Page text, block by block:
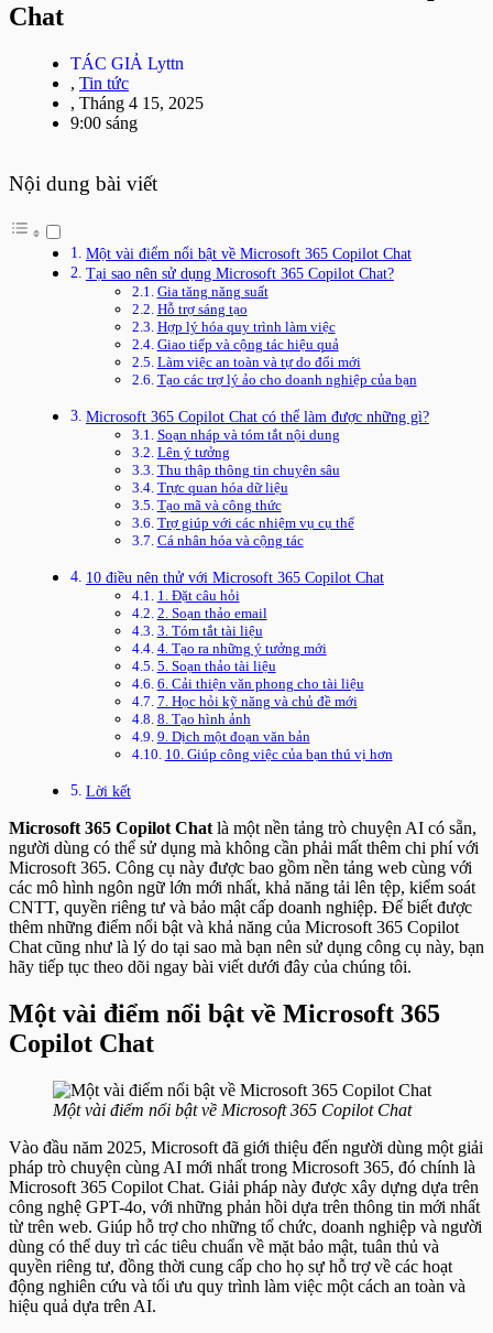
Chat
TÁC GIẢ Lyttn
, Tin tức
, Tháng 4 15, 2025
9:00 sáng
Nội dung bài viết
Một vài điểm nổi bật về Microsoft 365 Copilot Chat
Tại sao nên sử dụng Microsoft 365 Copilot Chat?
Gia tăng năng suất
Hỗ trợ sáng tạo
Hợp lý hóa quy trình làm việc
Giao tiếp và cộng tác hiệu quả
Làm việc an toàn và tự do đổi mới
Tạo các trợ lý ảo cho doanh nghiệp của bạn
Microsoft 365 Copilot Chat có thể làm được những gì?
Soạn nháp và tóm tắt nội dung
Lên ý tưởng
Thu thập thông tin chuyên sâu
Trực quan hóa dữ liệu
Tạo mã và công thức
Trợ giúp với các nhiệm vụ cụ thể
Cá nhân hóa và cộng tác
10 điều nên thử với Microsoft 365 Copilot Chat
1. Đặt câu hỏi
2. Soạn thảo email
3. Tóm tắt tài liệu
4. Tạo ra những ý tưởng mới
5. Soạn thảo tài liệu
6. Cải thiện văn phong cho tài liệu
7. Học hỏi kỹ năng và chủ đề mới
8. Tạo hình ảnh
9. Dịch một đoạn văn bản
10. Giúp công việc của bạn thú vị hơn
Lời kết
Microsoft 365 Copilot Chat là một nền tảng trò chuyện AI có sẵn,
người dùng có thể sử dụng mà không cần phải mất thêm chi phí với
Microsoft 365. Công cụ này được bao gồm nền tảng web cùng với
các mô hình ngôn ngữ lớn mới nhất, khả năng tải lên tệp, kiểm soát
CNTT, quyền riêng tư và bảo mật cấp doanh nghiệp. Để biết được
thêm những điểm nổi bật và khả năng của Microsoft 365 Copilot
Chat cũng như là lý do tại sao mà bạn nên sử dụng công cụ này, bạn
hãy tiếp tục theo dõi ngay bài viết dưới đây của chúng tôi.
Một vài điểm nổi bật về Microsoft 365
Copilot Chat
Một vài điểm nổi bật về Microsoft 365 Copilot Chat
Vào đầu năm 2025, Microsoft đã giới thiệu đến người dùng một giải
pháp trò chuyện cùng AI mới nhất trong Microsoft 365, đó chính là
Microsoft 365 Copilot Chat. Giải pháp này được xây dựng dựa trên
công nghệ GPT-4o, với những phản hồi dựa trên thông tin mới nhất
từ trên ​​web. Giúp hỗ trợ cho những tổ chức, doanh nghiệp và người
dùng có thể duy trì các tiêu chuẩn về mặt bảo mật, tuân thủ và
quyền riêng tư, đồng thời cung cấp cho họ sự hỗ trợ về các hoạt
động nghiên cứu và tối ưu quy trình làm việc một cách an toàn và
hiệu quả dựa trên AI.